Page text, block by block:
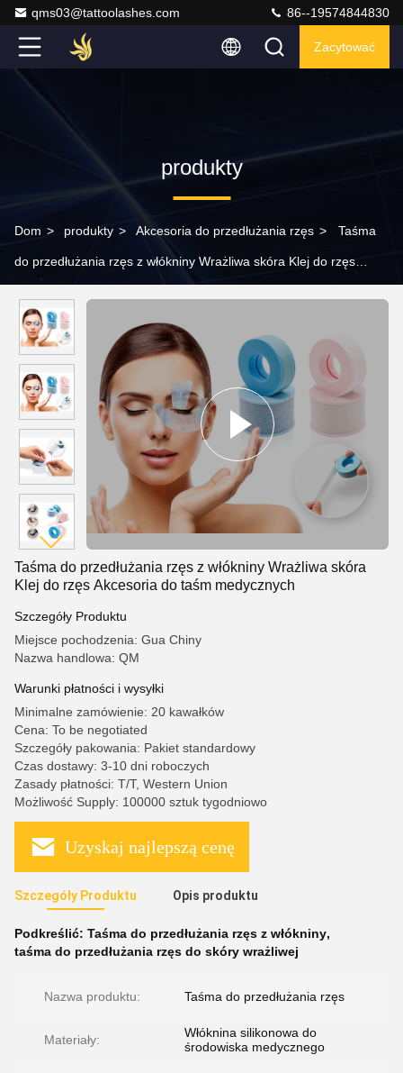
qms03@tattoolashes.com 86--19574844830
Zacytować
produkty
Dom > produkty > Akcesoria do przedłużania rzęs > Taśma
do przedłużania rzęs z włókniny Wrażliwa skóra Klej do rzęs
Taśma do przedłużania rzęs z włókniny Wrażliwa skóra
Klej do rzęs Akcesoria do taśm medycznych
Szczegóły Produktu
Miejsce pochodzenia: Gua Chiny
Nazwa handlowa: QM
Warunki płatności i wysyłki
Minimalne zamówienie: 20 kawałków
Cena: To be negotiated
Szczegóły pakowania: Pakiet standardowy
Czas dostawy: 3-10 dni roboczych
Zasady płatności: T/T, Western Union
Możliwość Supply: 100000 sztuk tygodniowo
Uzyskaj najlepszą cenę
Szczegóły Produktu Opis produktu
Podkreślić: Taśma do przedłużania rzęs z włókniny,
taśma do przedłużania rzęs do skóry wrażliwej
Nazwa produktu: Taśma do przedłużania rzęs
Materiały:
Włóknina silikonowa do
środowiska medycznego